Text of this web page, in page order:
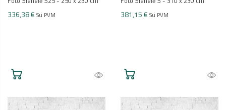
336,38 € Su PVM 381,15 € Su PVM